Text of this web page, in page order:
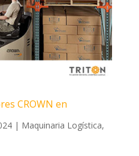
CROWN en
| Maquinaria Logística,